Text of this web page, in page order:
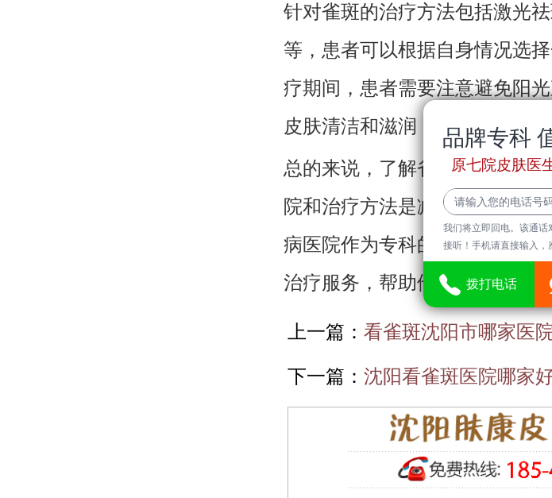
针对雀斑的治疗方法包括激光
等，患者可以根据自身情况选
疗期间，患者需要注意避免阳
皮肤清洁和滋润，以促进治疗效
总的来说，了解雀斑的基本常
院和治疗方法是减轻雀斑困扰
病医院作为专科的皮肤科机构
治疗服务，帮助他们重拾自信
上一篇： 看雀斑沈阳市哪家医
下一篇： 沈阳看雀斑医院哪家
品牌专科
原七院皮肤医
我们将立即回电。该通话
接听！手机请直接输入，
拨打电话